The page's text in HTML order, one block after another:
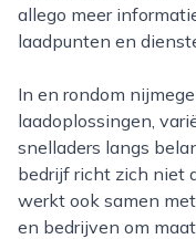
allego meer
laadpunten en
In en rondom nijmegen biedt allego verschillende typen
laadoplossingen,
snelladers langs
bedrijf richt zich niet
werkt ook samen
en bedrijven om